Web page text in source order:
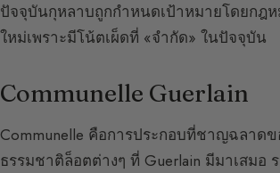
ปัจจุบันกุหลาบถูกกำหนดเป้าหมายโดยกฎ
ใหม่เพราะมีโน้ตเผ็ดที่ «จำกัด» ในปัจจุบัน
Communelle Guerlain
Communelle คือการประกอบที่ชาญฉลาดข
ธรรมชาติล็อตต่างๆ ที่ Guerlain มีมาเสมอ